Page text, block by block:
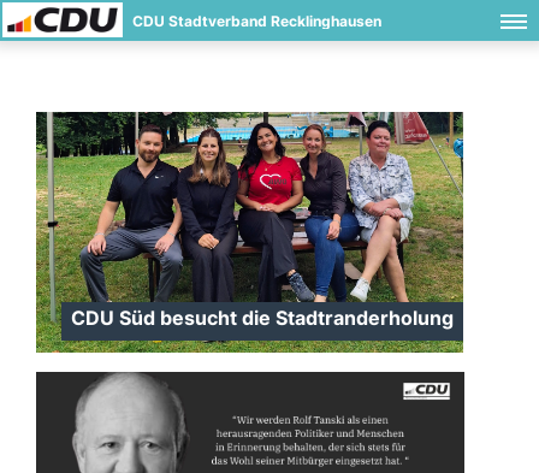
CDU Stadtverband Recklinghausen
CDU Süd besucht die Stadtranderholung